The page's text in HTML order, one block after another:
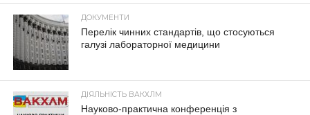
ДОКУМЕНТИ
Перелік чинних стандартів, що стосуються
галузі лабораторної медицини
ДІЯЛЬНІСТЬ ВАКХЛМ
Науково-практична конференція з